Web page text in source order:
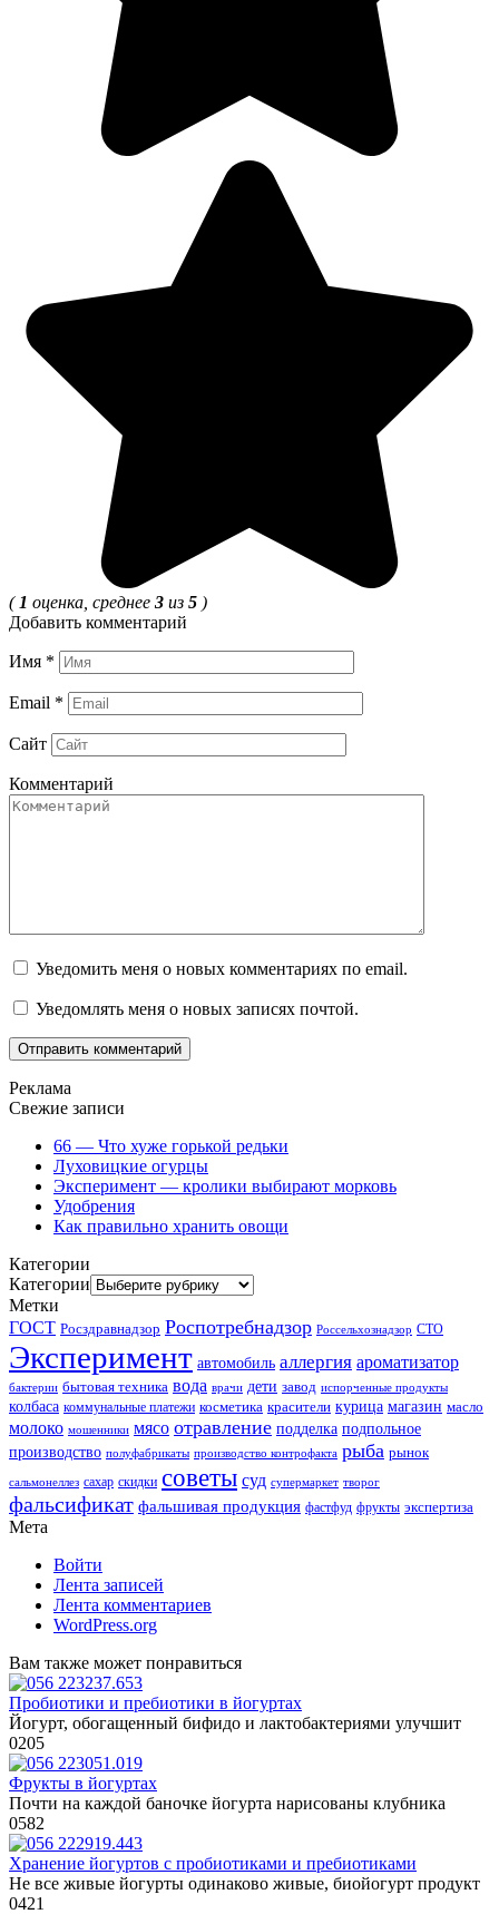
( 1 оценка, среднее 3 из 5 )
Добавить комментарий
Имя *
Email *
Сайт
Комментарий
Уведомить меня о новых комментариях по email.
Уведомлять меня о новых записях почтой.
Реклама
Свежие записи
66 — Что хуже горькой редьки
Луховицкие огурцы
Эксперимент — кролики выбирают морковь
Удобрения
Как правильно хранить овощи
Категории
Категории
Метки
ГОСТ Росздравнадзор Роспотребнадзор Россельхознадзор СТО
Эксперимент автомобиль аллергия ароматизатор
бактерии бытовая техника вода врачи дети завод испорченные продукты
колбаса коммунальные платежи косметика красители курица магазин масло
молоко мошенники мясо отравление подделка подпольное
производство полуфабрикаты производство контрофакта рыба рынок
сальмонеллез сахар скидки советы суд супермаркет творог
фальсификат фальшивая продукция фастфуд фрукты экспертиза
Мета
Войти
Лента записей
Лента комментариев
WordPress.org
Вам также может понравиться
Пробиотики и пребиотики в йогуртах
Йогурт, обогащенный бифидо и лактобактериями улучшит
0205
Фрукты в йогуртах
Почти на каждой баночке йогурта нарисованы клубника
0582
Хранение йогуртов с пробиотиками и пребиотиками
Не все живые йогурты одинаково живые, биойогурт продукт
0421